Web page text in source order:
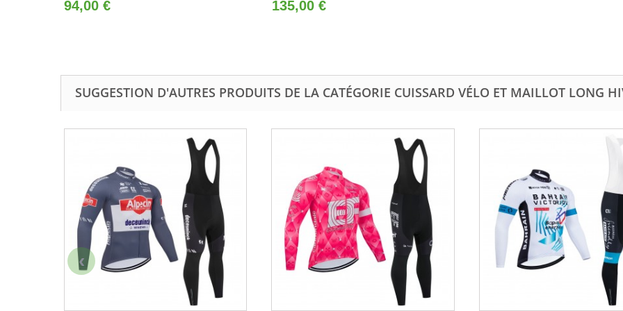
94,00 € 135,00 €
SUGGESTION D'AUTRES PRODUITS DE LA CATÉGORIE CUISSARD VÉLO ET MAILLOT LONG